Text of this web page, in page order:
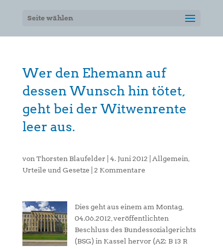
Seite wählen
Wer den Ehemann auf
dessen Wunsch hin tötet,
geht bei der Witwenrente
leer aus.
von Thorsten Blaufelder 4. Juni 2012 Allgemein
Urteile und Gesetze
2 Kommentare
Dies geht aus einem am Montag,
04.06.2012, veröffentlichten
Beschluss des Bundessozialgerichts
(BSG) in Kassel hervor (AZ: B 13 R